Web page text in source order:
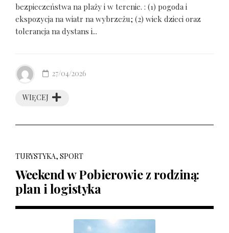
bezpieczeństwa na plaży i w terenie. : (1) pogoda i
ekspozycja na wiatr na wybrzeżu; (2) wiek dzieci oraz
tolerancja na dystans i...
WIĘCEJ
27/04/2026
TURYSTYKA, SPORT
Weekend w Pobierowie z rodziną:
plan i logistyka